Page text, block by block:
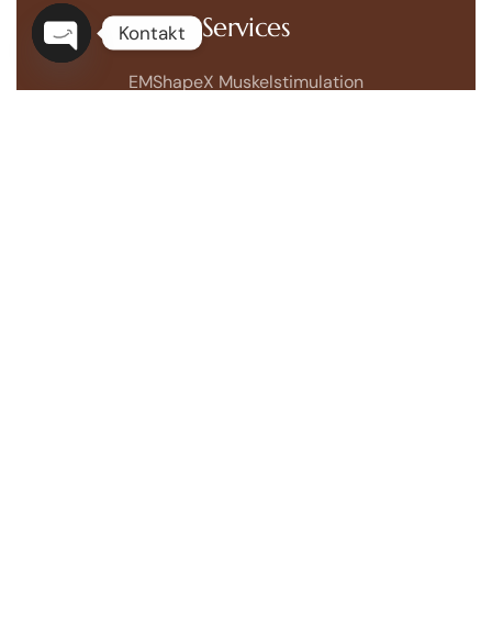
Services
EMShapeX Muskelstimulation
Kontakt
chaty